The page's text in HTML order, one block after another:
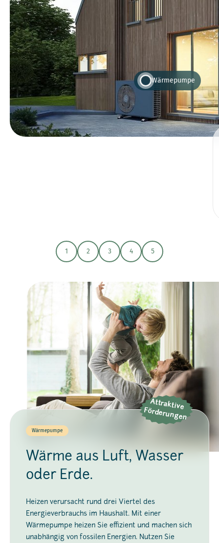
Wärmepumpe
1 2 3 4 5
Attraktive
Förderungen
Wärmepumpe
Wärme aus Luft, Wasser
oder Erde.
Heizen verursacht rund drei Viertel des
Energieverbrauchs im Haushalt. Mit einer
Wärmepumpe heizen Sie effizient und machen sich
unabhängig von fossilen Energien. Nutzen Sie